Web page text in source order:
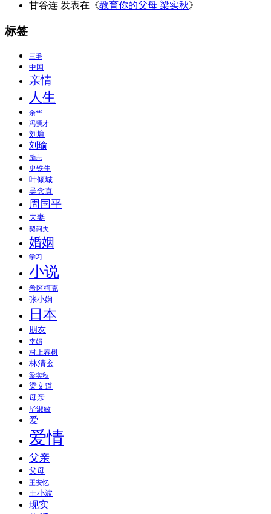
甘谷连 发表在《教育你的父母 梁实秋》
标签
三毛
中国
亲情
人生
余华
冯骥才
刘墉
刘瑜
励志
史铁生
叶倾城
吴念真
周国平
夫妻
契诃夫
婚姻
学习
小说
希区柯克
张小娴
日本
朋友
李娟
村上春树
林清玄
梁实秋
梁文道
母亲
毕淑敏
爱
爱情
父亲
父母
王安忆
王小波
现实